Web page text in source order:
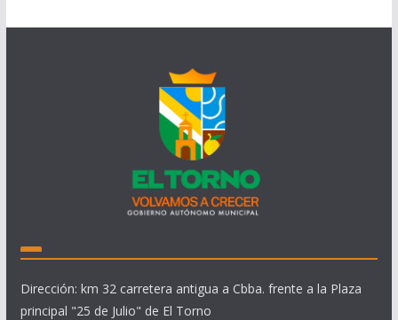
Dirección: km 32 carretera antigua a Cbba. frente a la Plaza
principal "25 de Julio" de El Torno